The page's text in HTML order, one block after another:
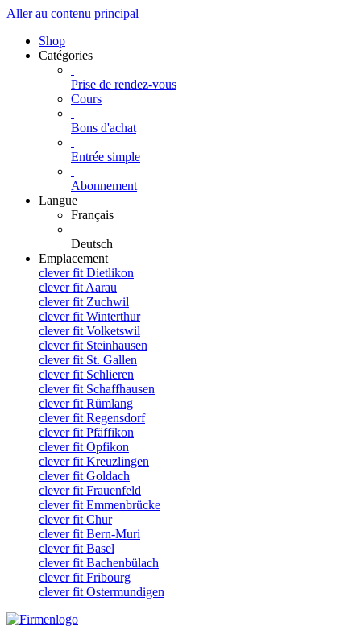
Aller au contenu principal
Shop
Catégories
Prise de rendez-vous
Cours
Bons d'achat
Entrée simple
Abonnement
Langue
Français
Deutsch
Emplacement
clever fit Dietlikon
clever fit Aarau
clever fit Zuchwil
clever fit Winterthur
clever fit Volketswil
clever fit Steinhausen
clever fit St. Gallen
clever fit Schlieren
clever fit Schaffhausen
clever fit Rümlang
clever fit Regensdorf
clever fit Pfäffikon
clever fit Opfikon
clever fit Kreuzlingen
clever fit Goldach
clever fit Frauenfeld
clever fit Emmenbrücke
clever fit Chur
clever fit Bern-Muri
clever fit Basel
clever fit Bachenbülach
clever fit Fribourg
clever fit Ostermundigen